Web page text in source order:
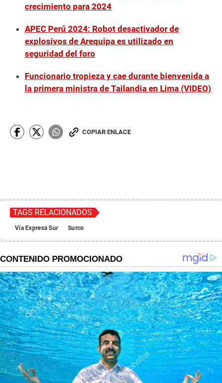
crecimiento para 2024
APEC Perú 2024: Robot desactivador de
explosivos de Arequipa es utilizado en
seguridad del foro
Funcionario tropieza y cae durante bienvenida a
la primera ministra de Tailandia en Lima (VIDEO)
COPIAR ENLACE
TAGS RELACIONADOS
Vía Expresa Sur Surco